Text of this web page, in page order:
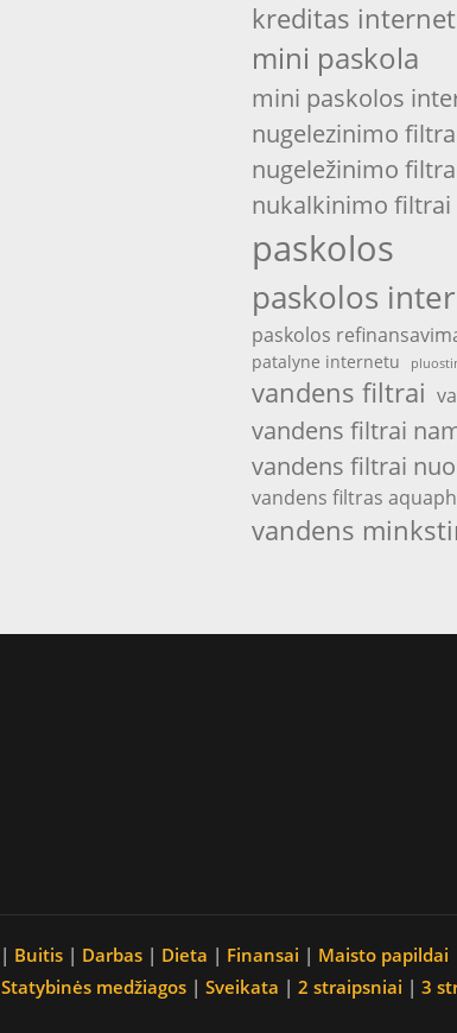
kreditas
mini paskola
mini paskolos
nugelezinimo
nugeležinimo
nukalkinimo filtrai
paskolos
paskolos
paskolos
patalyne internetu
vandens filtrai
vandens filtrai
vandens filtrai
vandens filtras
vandens
| Buitis | Darbas | Dieta | Finansai | Maisto papildai
Statybinės medžiagos | Sveikata | 2 straipsniai | 3